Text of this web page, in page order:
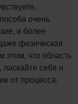
очень
и более
физическая
этом, что область
себя и
от процесса.